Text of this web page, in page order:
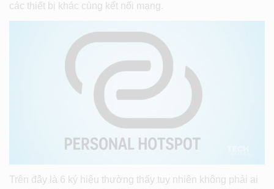
các thiết bị khác cùng kết nối mạng.
Trên đây là 6 ký hiệu thường thấy tuy nhiên không phải ai